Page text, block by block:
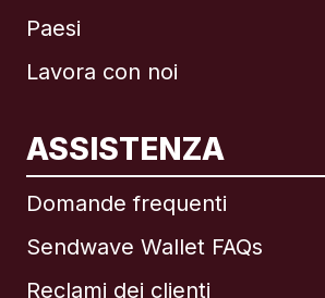
Paesi
Lavora con noi
ASSISTENZA
Domande frequenti
Sendwave Wallet FAQs
Reclami dei clienti
Internazionale English
Brasile